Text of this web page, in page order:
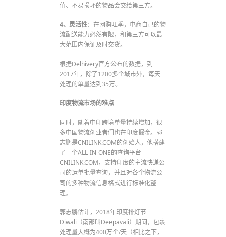
值、不易损坏的物品会交给第三方。
4、灵活性：在网购旺季，电商自己的物
流配送能力必然有限，和第三方可以最
大范围内保证及时交货。
根据Delhivery官方公布的数据，到
2017年，除了1200多个城市外，每天
处理的单量达到35万。
印度物流市场的难点
同时，随着中印跨境单量持续增加，很
多中国物流创业者们也在印度掘金。郭
志鹏是CNILINK.COM的创始人，他搭建
了一个ALL-IN-ONE的查询平台
CNILINK.COM，支持印度的主流快递公
司的运单批量查询，并且对各个物流公
司的多种物流信息格式进行标准化整
理。
郭志鹏估计，2018年印度排灯节
Diwali（南部叫Deepavali）期间，包裹
处理量大概为400万个/天（相比之下，